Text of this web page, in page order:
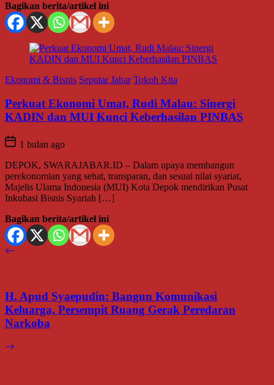
Bagikan berita/artikel ini
Ekonomi & Bisnis Seputar Jabar Tokoh Kita
Perkuat Ekonomi Umat, Rudi Malau: Sinergi
KADIN dan MUI Kunci Keberhasilan PINBAS
1 bulan ago
DEPOK, SWARAJABAR.ID – Dalam upaya membangun
perekonomian yang sehat, transparan, dan sesuai nilai syariat,
Majelis Ulama Indonesia (MUI) Kota Depok mendirikan Pusat
Inkubasi Bisnis Syariah […]
Bagikan berita/artikel ini
H. Apud Syaepudin: Bangun Komunikasi
Keluarga, Persempit Ruang Gerak Peredaran
Narkoba